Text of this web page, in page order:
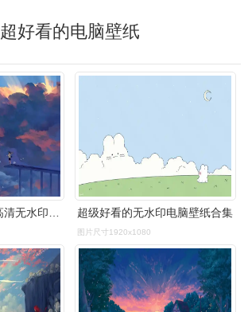
超好看的电脑壁纸
超级好看的无水印电脑壁纸合集
图片尺寸1920x1080